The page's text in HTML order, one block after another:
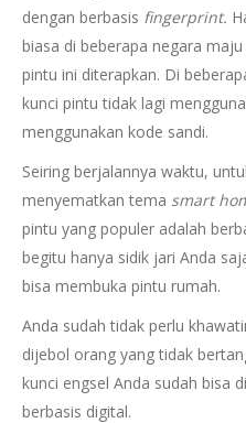
dengan berbasis fingerprint.
biasa di beberapa negara
pintu ini diterapkan. Di
kunci pintu tidak lagi
menggunakan kode sandi.
Seiring berjalannya waktu,
menyematkan tema smart
pintu yang populer adalah
begitu hanya sidik jari Anda
bisa membuka pintu rumah.
Anda sudah tidak perlu
dijebol orang yang tidak
kunci engsel Anda sudah bisa
berbasis digital.